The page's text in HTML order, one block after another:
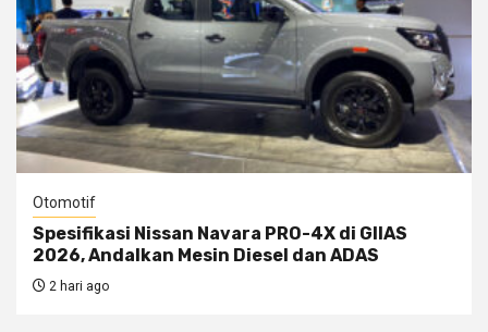
Otomotif
Spesifikasi Nissan Navara PRO-4X di GIIAS
2026, Andalkan Mesin Diesel dan ADAS
2 hari ago